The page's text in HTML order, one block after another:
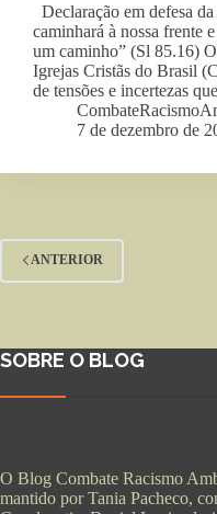
Declaração em defesa
caminhará à nossa frente
um caminho” (Sl 85.16)
Igrejas Cristãs do Brasil
de tensões e incertezas
7 de dezembro de
ANTERIOR
SOBRE O BLOG
O Blog Combate Racismo
mantido por Tania Pacheco,